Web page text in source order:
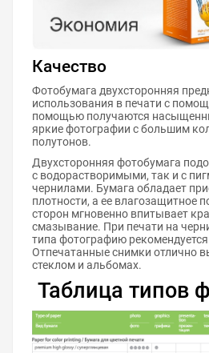
Качество
Фотобумага двухсторонняя
использования в печати с
помощью получаются
яркие фотографии с большим
полутонов.
Двухсторонняя фотобумага
с водорастворимыми, так и с
чернилами. Бумага обладает
плотности, а ее влагозащитное
сторон мгновенно впитывает
смазывание. При печати на
типа фотографию
Отпечатанные снимки отлично
стеклом и альбомах.
Таблица типов